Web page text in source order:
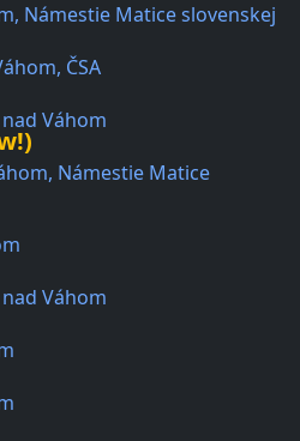
Námestie Matice slovenskej
ČSA
Váhom
Námestie Matice
Váhom